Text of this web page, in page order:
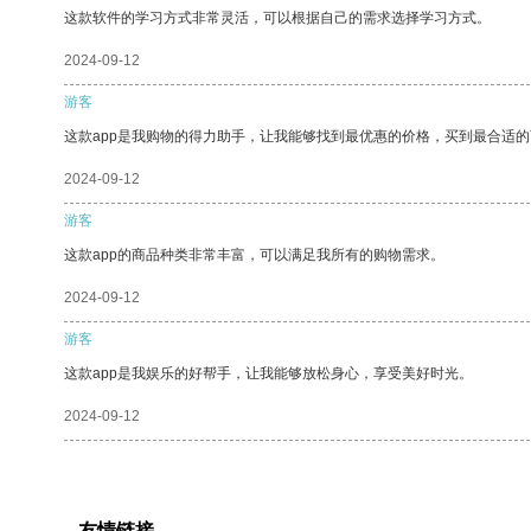
这款软件的学习方式非常灵活，可以根据自己的需求选择学习方式。
2024-09-12
游客
这款app是我购物的得力助手，让我能够找到最优惠的价格，买到最合适
2024-09-12
游客
这款app的商品种类非常丰富，可以满足我所有的购物需求。
2024-09-12
游客
这款app是我娱乐的好帮手，让我能够放松身心，享受美好时光。
2024-09-12